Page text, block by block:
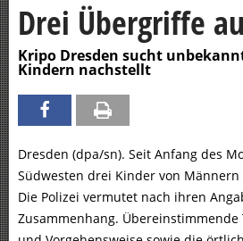
Drei Übergriffe
Kripo Dresden sucht
Kindern nachstellt
Dresden (dpa/sn). Seit Anfang des
Südwesten drei Kinder von
Die Polizei vermutet nach ihren
Zusammenhang.